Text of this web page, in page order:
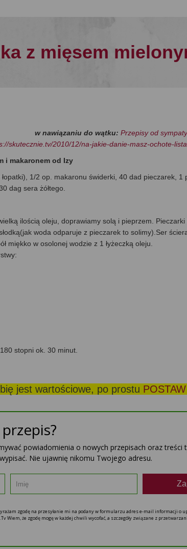
z mięsem
w nawiązaniu do wątku: Przepisy od
skutecznie.tv/2010/12/na-jakie-danie-masz-ochote-
i makaronem od Izy
1/2 op. makaronu świderki, 40 dad pieczarek, 1
dag sera żółtego.
ilością oleju, doprawiamy solą i pieprzem.
woda odparuje z pieczarek to solimy).Ser
miękko w osolonej wodzie z 1 łyżeczką oleju.
stopni ok. 30 minut.
jest wartościowe, po prostu
powiadomienia o nowych przepisach oraz treści
Nie ujawnię nikomu Twojego adresu.
zgodę na przesyłanie mi na podany w formularzu adres e-mail informacji o
Wiem, że zgodę mogę w każdej chwili wycofać, a szczegóły związane z